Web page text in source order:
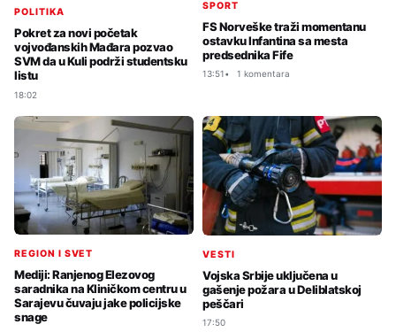
POLITIKA
Pokret za novi početak
vojvođanskih Mađara pozvao
SVM da u Kuli podrži studentsku
listu
18:02
SPORT
FS Norveške traži momentanu
ostavku Infantina sa mesta
predsednika Fife
13:51 1 komentara
REGION I SVET
Mediji: Ranjenog Elezovog
saradnika na Kliničkom centru u
Sarajevu čuvaju jake policijske
snage
VESTI
Vojska Srbije uključena u
gašenje požara u Deliblatskoj
peščari
17:50